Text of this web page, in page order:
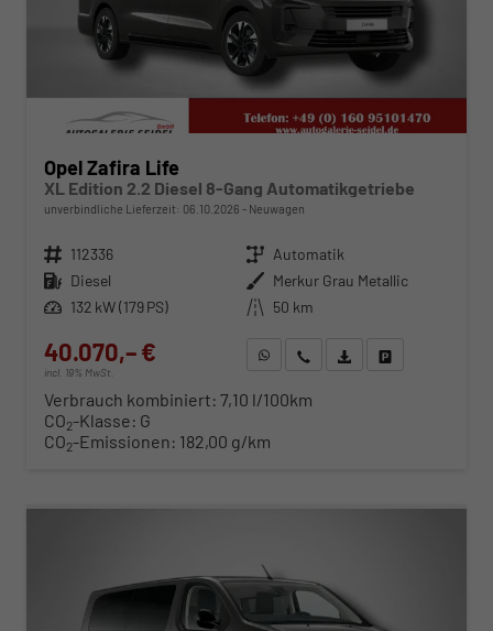
Opel Zafira Life
XL Edition 2.2 Diesel 8-Gang Automatikgetriebe
unverbindliche Lieferzeit: 06.10.2026 Neuwagen
Fahrzeugnr. 112336 Getriebe Automatik
Kraftstoff Diesel Außenfarbe Merkur Grau Metallic
Leistung 132 kW (179 PS) Kilometerstand 50 km
40.070,– €
incl. 19% MwSt.
WhatsApp anfragen
Wir rufen Sie anFahrzeugexposé (PDF)
Verbrauch kombiniert: 7,10 l/100km
CO2-Klasse: G
CO2-Emissionen: 182,00 g/km